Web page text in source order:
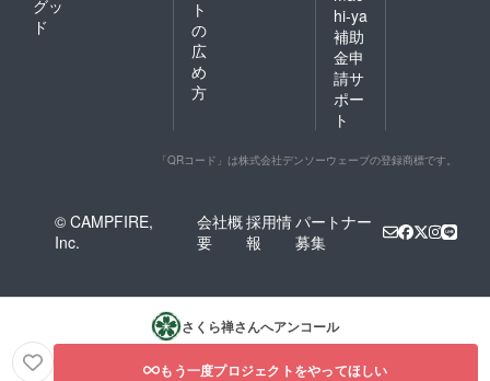
グッ
ド
ト
の
広
め
方
hi-ya
補助
金申
請サ
ポー
ト
「QRコード」は株式会社デンソーウェーブの登録商標です。
© CAMPFIRE,
Inc.
会社概
要
採用情
報
パートナー
募集
さくら禅さんへアンコール
もう一度プロジェクトをやってほしい